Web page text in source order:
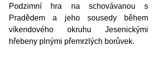
Podzimní hra na schovávanou s
Pradědem a jeho sousedy během
víkendového okruhu Jesenickými
hřebeny plnými přemrzlých borůvek.